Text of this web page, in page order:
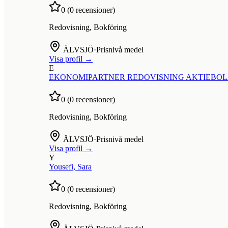
0 (0 recensioner)
Redovisning, Bokföring
ÄLVSJÖ·Prisnivå medel
Visa profil →
E
EKONOMIPARTNER REDOVISNING
0 (0 recensioner)
Redovisning, Bokföring
ÄLVSJÖ·Prisnivå medel
Visa profil →
Y
Yousefi, Sara
0 (0 recensioner)
Redovisning, Bokföring